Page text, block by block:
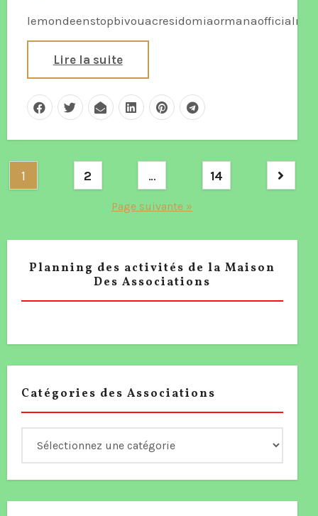
Lire la suite
Pagination
des
publications
1 2 … 14
Page suivante »
Planning des activités de la Maison
Des Associations
Catégories des Associations